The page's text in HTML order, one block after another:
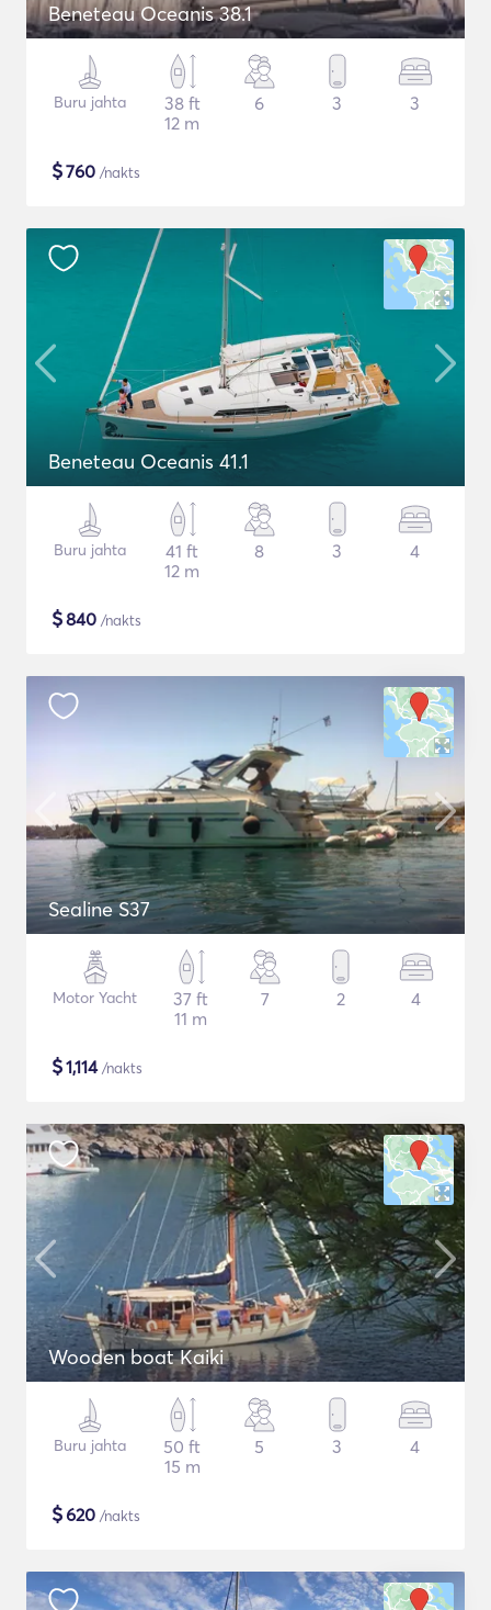
Beneteau Oceanis 38.1
Buru jahta
38 ft
12 m
6 3 3
$760 /nakts
Beneteau Oceanis 41.1
Buru jahta
41 ft
12 m
8 3 4
$840 /nakts
Sealine S37
Motor Yacht
37 ft
11 m
7 2 4
$1,114/nakts
Wooden boat Kaiki
Buru jahta
50 ft
15 m
5 3 4
$620 /nakts